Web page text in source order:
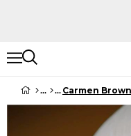
Carmen